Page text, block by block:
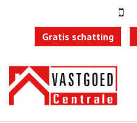
Gratis schatting